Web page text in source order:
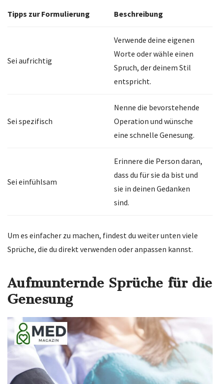
Tipps zur Formulierung
Beschreibung
Sei aufrichtig
Verwende deine eigenen
Worte oder wähle einen
Spruch, der deinem Stil
entspricht.
Sei spezifisch
Nenne die bevorstehende
Operation und wünsche
eine schnelle Genesung.
Sei einfühlsam
Erinnere die Person daran,
dass du für sie da bist und
sie in deinen Gedanken
sind.
Um es einfacher zu machen, findest du weiter unten viele
Sprüche, die du direkt verwenden oder anpassen kannst.
Aufmunternde Sprüche für die
Genesung